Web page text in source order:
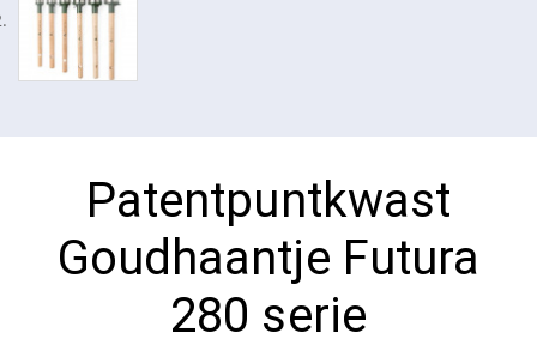
Patentpuntkwast
Goudhaantje Futura
280 serie